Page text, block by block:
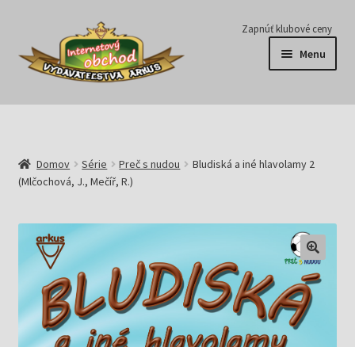
Preskočiť
navigáciu
Preskočiť
obsah
Zapnúť klubové ceny
Menu
Série
E-knihy
Predplatné
Pripravujeme
Pre školy
Domov Série Preč s nudou
Bludiská a iné hlavolamy 2
(Mlčochová, J., Mečíř, R.)